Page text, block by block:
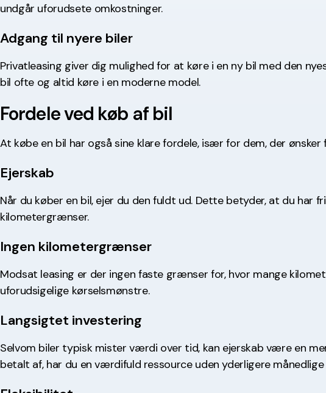
undgår uforudsete omkostninger.
Adgang til nyere biler
Privatleasing giver dig mulighed for at køre i en ny bil med den
bil ofte og altid køre i en moderne model.
Fordele ved køb af bil
At købe en bil har også sine klare fordele, især for dem, der
Ejerskab
Når du køber en bil, ejer du den fuldt ud. Dette betyder, at du
kilometergrænser.
Ingen kilometergrænser
Modsat leasing er der ingen faste grænser for, hvor mange
uforudsigelige kørselsmønstre.
Langsigtet investering
Selvom biler typisk mister værdi over tid, kan ejerskab være en
betalt af, har du en værdifuld ressource uden yderligere